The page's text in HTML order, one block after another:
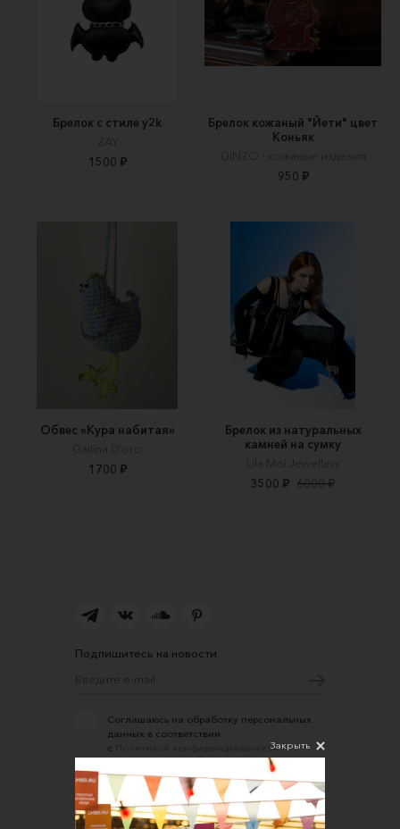
Брелок с стиле y2k
ZAY
1500 ₽
Брелок кожаный "Йети" цвет
Коньяк
GINZO - кожаные изделия
950 ₽
Обвес «Кура набитая»
Gallina D’oro
1700 ₽
Брелок из натуральных
камней на сумку
Lila Moi Jewellery
3500 ₽ 6000 ₽
Подпишитесь на новости
Соглашаюсь на обработку персональных
данных в соответствии
с
Политикой конфиденциальности
Открыть магазин
Участие в офлайн-маркете
Закрыть